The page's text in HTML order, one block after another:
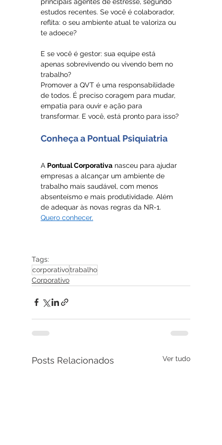
estudos recentes. Se você é colaborador,
reflita: o seu ambiente atual te valoriza ou
te adoece?
E se você é gestor: sua equipe está
apenas sobrevivendo ou vivendo bem no
trabalho?
Promover a QVT é uma responsabilidade
de todos. É preciso coragem para mudar,
empatia para ouvir e ação para
transformar. E você, está pronto para isso?
Conheça a Pontual Psiquiatria
A Pontual Corporativa nasceu para ajudar
empresas a alcançar um ambiente de
trabalho mais saudável, com menos
absenteísmo e mais produtividade. Além
de adequar às novas regras da NR-1.
Quero conhecer.
Tags:
corporativotrabalho
Corporativo
Posts Relacionados Ver tudo